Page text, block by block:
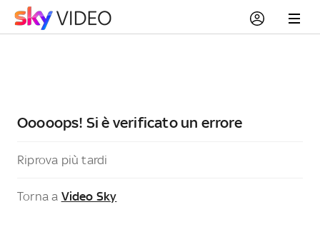
Ooooops! Si è verificato un errore
Riprova più tardi
Torna a Video Sky